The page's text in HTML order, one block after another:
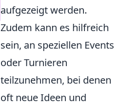
aufgezeigt werden.
Zudem kann es hilfreich
sein, an speziellen Events
oder Turnieren
teilzunehmen, bei denen
oft neue Ideen und